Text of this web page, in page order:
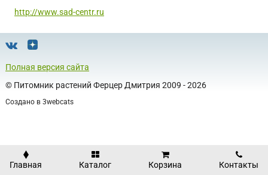
http://www.sad-centr.ru
Полная версия сайта
© Питомник растений Ферцер Дмитрия 2009 - 2026
Создано в 3webcats
Главная Каталог Корзина Контакты